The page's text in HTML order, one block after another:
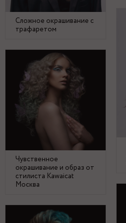
Сложное окрашивание с
трафаретом
Чувственное
окрашивание и образ от
стилиста Kawaicat
Москва